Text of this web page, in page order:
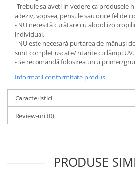
-Trebuie sa aveti in vedere ca produsele
adeziv, vopsea, pensule sau orice fel de
- NU necesită curățare cu alcool
individual.
- NU este necesară purtarea de mănuși
sunt complet uscate/intarite cu lămpi UV.
- Se recomandă folosirea unui primer/
Informatii conformitate produs
Caracteristici
Review-uri(0)
PRODUSE